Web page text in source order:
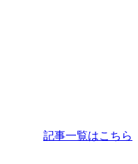
記事一覧はこちら